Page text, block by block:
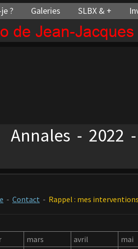
de Jean-
? Galeries SLBX & +
Annales - 2022
- Contact - Rappel : mes
mars avril
mai